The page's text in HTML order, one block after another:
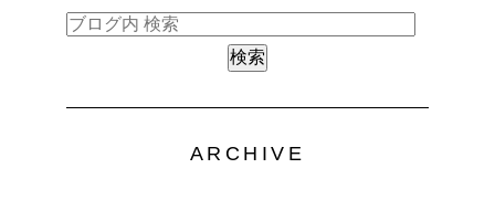
ARCHIVE